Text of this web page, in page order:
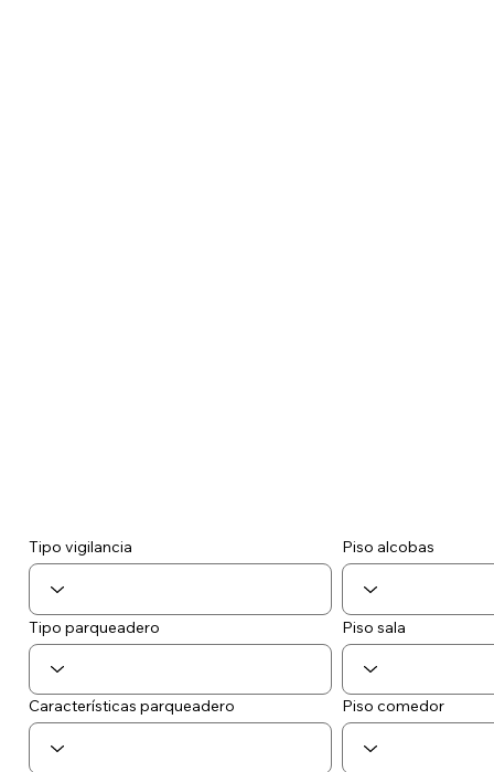
Tipo vigilancia
Tipo parqueadero
Características parqueadero
Piso alcobas
Piso sala
Piso comedor